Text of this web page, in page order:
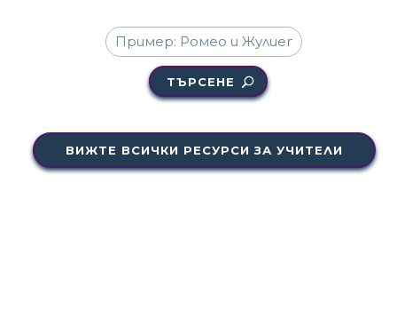
ТЪРСЕНЕ
ВИЖТЕ ВСИЧКИ РЕСУРСИ ЗА УЧИТЕЛИ